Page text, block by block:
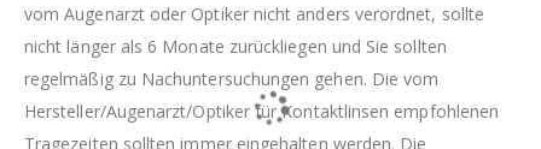
vom Augenarzt oder Optiker nicht anders verordnet, sollte
nicht länger als 6 Monate zurückliegen und Sie sollten
regelmäßig zu Nachuntersuchungen gehen. Die vom
Hersteller/Augenarzt/Optiker für Kontaktlinsen empfohlenen
Tragezeiten sollten immer eingehalten werden. Die